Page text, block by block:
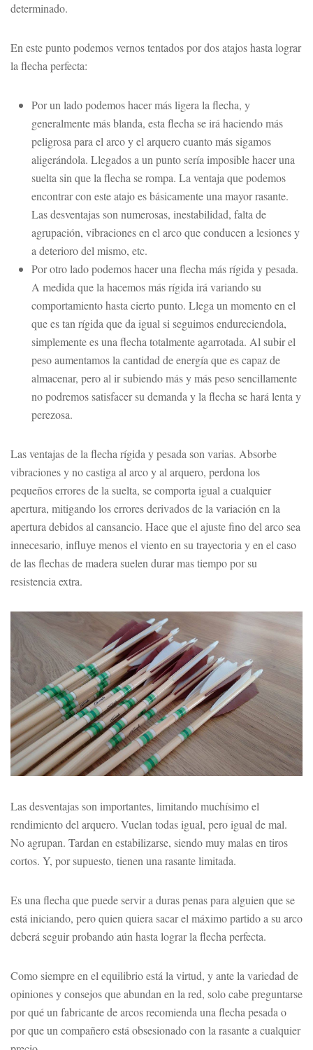
determinado.
En este punto podemos vernos tentados por dos atajos hasta lograr
la flecha perfecta:
Por un lado podemos hacer más ligera la flecha, y
generalmente más blanda, esta flecha se irá haciendo más
peligrosa para el arco y el arquero cuanto más sigamos
aligerándola. Llegados a un punto sería imposible hacer una
suelta sin que la flecha se rompa. La ventaja que podemos
encontrar con este atajo es básicamente una mayor rasante.
Las desventajas son numerosas, inestabilidad, falta de
agrupación, vibraciones en el arco que conducen a lesiones y
a deterioro del mismo, etc.
Por otro lado podemos hacer una flecha más rígida y pesada.
A medida que la hacemos más rígida irá variando su
comportamiento hasta cierto punto. Llega un momento en el
que es tan rígida que da igual si seguimos endureciendola,
simplemente es una flecha totalmente agarrotada. Al subir el
peso aumentamos la cantidad de energía que es capaz de
almacenar, pero al ir subiendo más y más peso sencillamente
no podremos satisfacer su demanda y la flecha se hará lenta y
perezosa.
Las ventajas de la flecha rígida y pesada son varias. Absorbe
vibraciones y no castiga al arco y al arquero, perdona los
pequeños errores de la suelta, se comporta igual a cualquier
apertura, mitigando los errores derivados de la variación en la
apertura debidos al cansancio. Hace que el ajuste fino del arco sea
innecesario, influye menos el viento en su trayectoria y en el caso
de las flechas de madera suelen durar mas tiempo por su
resistencia extra.
Las desventajas son importantes, limitando muchísimo el
rendimiento del arquero. Vuelan todas igual, pero igual de mal.
No agrupan. Tardan en estabilizarse, siendo muy malas en tiros
cortos. Y, por supuesto, tienen una rasante limitada.
Es una flecha que puede servir a duras penas para alguien que se
está iniciando, pero quien quiera sacar el máximo partido a su arco
deberá seguir probando aún hasta lograr la flecha perfecta.
Como siempre en el equilibrio está la virtud, y ante la variedad de
opiniones y consejos que abundan en la red, solo cabe preguntarse
por qué un fabricante de arcos recomienda una flecha pesada o
por que un compañero está obsesionado con la rasante a cualquier